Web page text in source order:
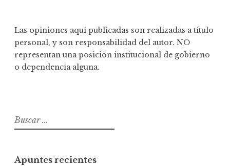
Las opiniones aquí publicadas son realizadas a título
personal, y son responsabilidad del autor. NO
representan una posición institucional de gobierno
o dependencia alguna.
B
u
Apuntes recientes